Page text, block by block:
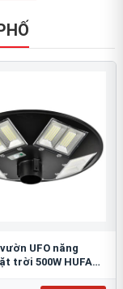
UFO năng
trời 500W HUFA